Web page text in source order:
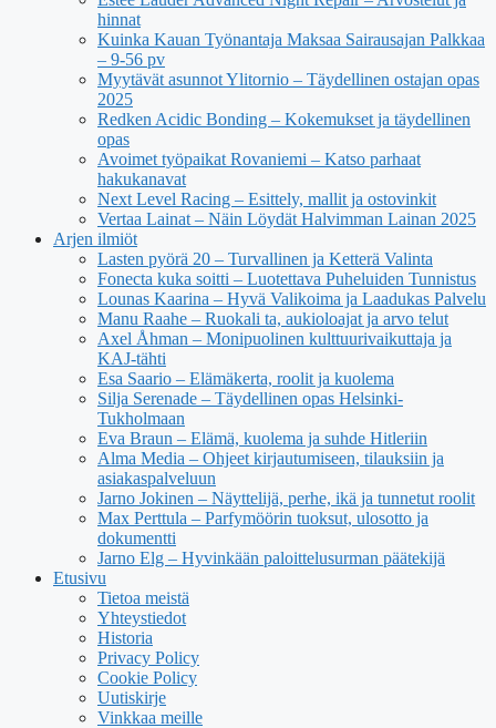
hinnat
Kuinka Kauan Työnantaja Maksaa Sairausajan Palkkaa
– 9-56 pv
Myytävät asunnot Ylitornio – Täydellinen ostajan opas
2025
Redken Acidic Bonding – Kokemukset ja täydellinen
opas
Avoimet työpaikat Rovaniemi – Katso parhaat
hakukanavat
Next Level Racing – Esittely, mallit ja ostovinkit
Vertaa Lainat – Näin Löydät Halvimman Lainan 2025
Arjen ilmiöt
Lasten pyörä 20 – Turvallinen ja Ketterä Valinta
Fonecta kuka soitti – Luotettava Puheluiden Tunnistus
Lounas Kaarina – Hyvä Valikoima ja Laadukas Palvelu
Manu Raahe – Ruokali ta, aukioloajat ja arvo telut
Axel Åhman – Monipuolinen kulttuurivaikuttaja ja
KAJ-tähti
Esa Saario – Elämäkerta, roolit ja kuolema
Silja Serenade – Täydellinen opas Helsinki-
Tukholmaan
Eva Braun – Elämä, kuolema ja suhde Hitleriin
Alma Media – Ohjeet kirjautumiseen, tilauksiin ja
asiakaspalveluun
Jarno Jokinen – Näyttelijä, perhe, ikä ja tunnetut roolit
Max Perttula – Parfymöörin tuoksut, ulosotto ja
dokumentti
Jarno Elg – Hyvinkään paloittelusurman päätekijä
Etusivu
Tietoa meistä
Yhteystiedot
Historia
Privacy Policy
Cookie Policy
Uutiskirje
Vinkkaa meille